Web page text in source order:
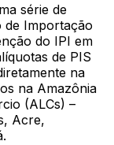
série de
de Importação
do IPI em
de PIS
na
na Amazônia
(ALCs) –
Acre,